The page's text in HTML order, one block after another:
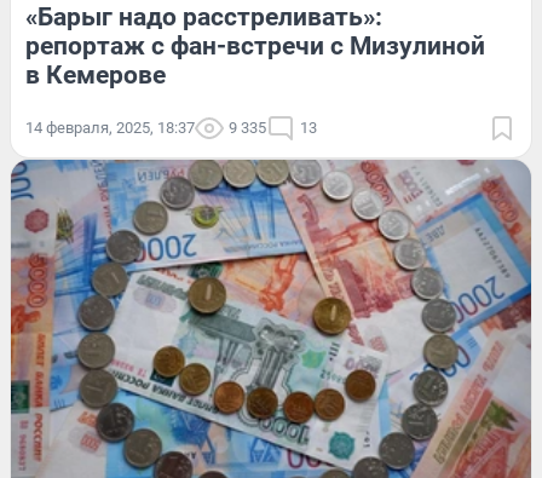
«Барыг надо расстреливать»:
репортаж с фан-встречи с Мизулиной
в Кемерове
14 февраля, 2025, 18:37 9 335 13